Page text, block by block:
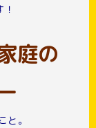
庭の
。